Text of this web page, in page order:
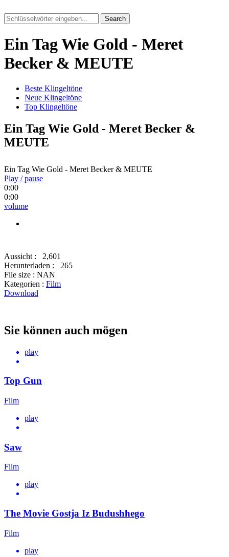
Search
Ein Tag Wie Gold - Meret
Becker & MEUTE
Beste Klingeltöne
Neue Klingeltöne
Top Klingeltöne
Ein Tag Wie Gold - Meret Becker &
MEUTE
Ein Tag Wie Gold - Meret Becker & MEUTE
Play / pause
0:00
0:00
volume
Aussicht :
2,601
Herunterladen :
265
File size : NAN
Kategorien : Film
Download
Sie können auch mögen
play
Top Gun
Film
play
Saw
Film
play
The Movie Gostja Iz Budushhego
Film
play